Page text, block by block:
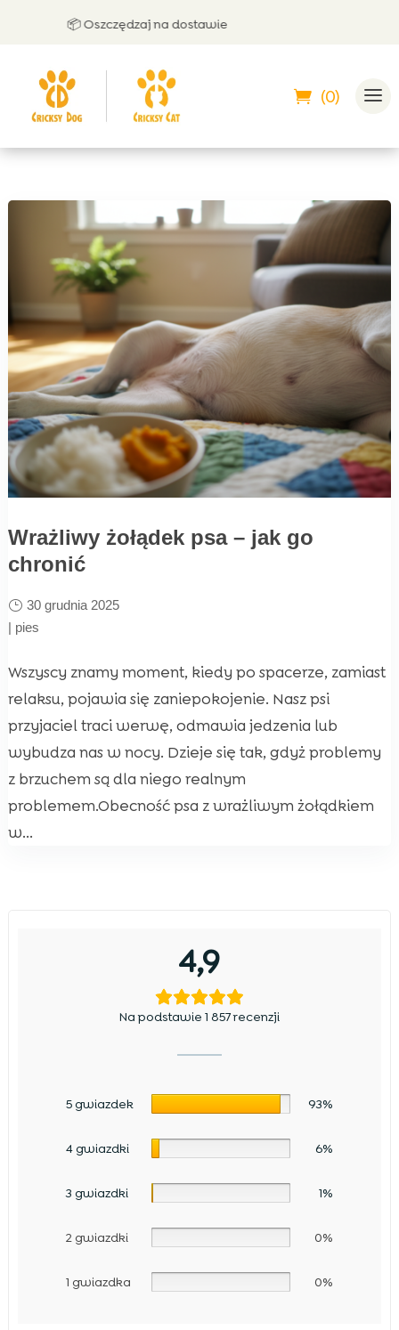
📦 Oszczędzaj na dostawie
(0)
Wrażliwy żołądek psa – jak go
chronić
30 grudnia 2025
| pies
Wszyscy znamy moment, kiedy po spacerze, zamiast
relaksu, pojawia się zaniepokojenie. Nasz psi
przyjaciel traci werwę, odmawia jedzenia lub
wybudza nas w nocy. Dzieje się tak, gdyż problemy
z brzuchem są dla niego realnym
problemem.Obecność psa z wrażliwym żołądkiem
w...
4,9
Na podstawie 1 857 recenzji
5 gwiazdek 93%
4 gwiazdki 6%
3 gwiazdki 1%
2 gwiazdki 0%
1 gwiazdka 0%